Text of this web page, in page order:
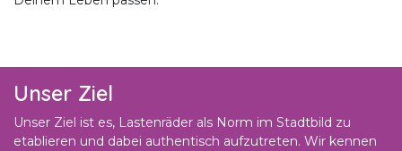
Unser Ziel
Unser Ziel ist es, Lastenräder als Norm im Stadtbild zu
etablieren und dabei authentisch aufzutreten. Wir kennen